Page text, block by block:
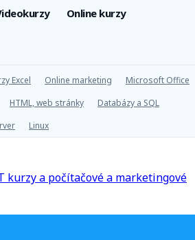
Online kurzy
Excel Online marketing
Microsoft Office
HTML, web stránky
Databázy a SQL
Linux